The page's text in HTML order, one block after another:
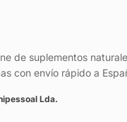
de suplementos
con envío rápido a
Lda.